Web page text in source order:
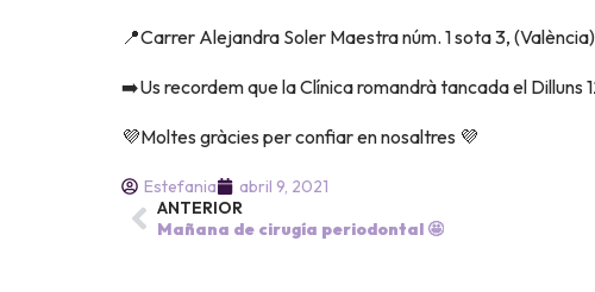
📍Carrer Alejandra Soler Maestra núm. 1 sota 3,
➡️Us recordem que la Clínica romandrà tancada el Dilluns
💜Moltes gràcies per confiar en nosaltres 💜
Estefania
abril 9, 2021
ANTERIOR
Mañana de cirugía periodontal 🤩